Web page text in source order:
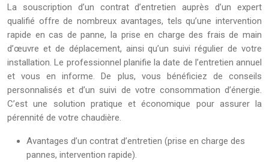
La souscription d’un contrat d’entretien auprès d’un expert
qualifié offre de nombreux avantages, tels qu’une intervention
rapide en cas de panne, la prise en charge des frais de main
d’œuvre et de déplacement, ainsi qu’un suivi régulier de votre
installation. Le professionnel planifie la date de l’entretien annuel
et vous en informe. De plus, vous bénéficiez de conseils
personnalisés et d’un suivi de votre consommation d’énergie.
C’est une solution pratique et économique pour assurer la
pérennité de votre chaudière.
Avantages d’un contrat d’entretien (prise en charge des
pannes, intervention rapide).